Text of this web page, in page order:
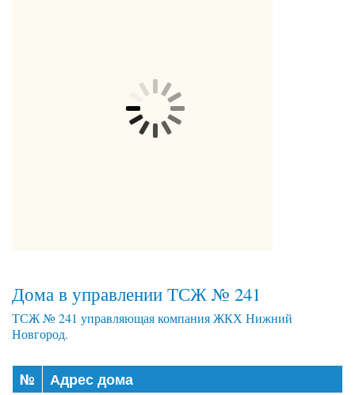
Дома в управлении ТСЖ № 241
ТСЖ № 241 управляющая компания ЖКХ Нижний
Новгород.
№
Адрес дома